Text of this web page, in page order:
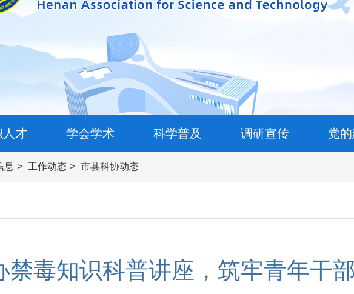
人才 学会学术 科学普及 调研宣传 党
息 工作动态 市县科协动态
禁毒知识科普讲座，筑牢青年干